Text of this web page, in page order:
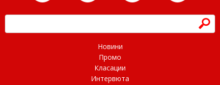
h
Новини
Промо
Класации
Интервюта